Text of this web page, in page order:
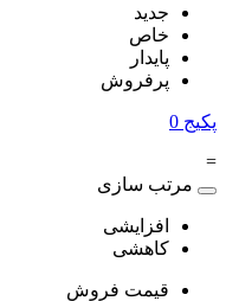
جدید
خاص
پایدار
پرفروش
پکیج 0
=
مرتب سازی
افزایشی
کاهشی
قیمت فروش